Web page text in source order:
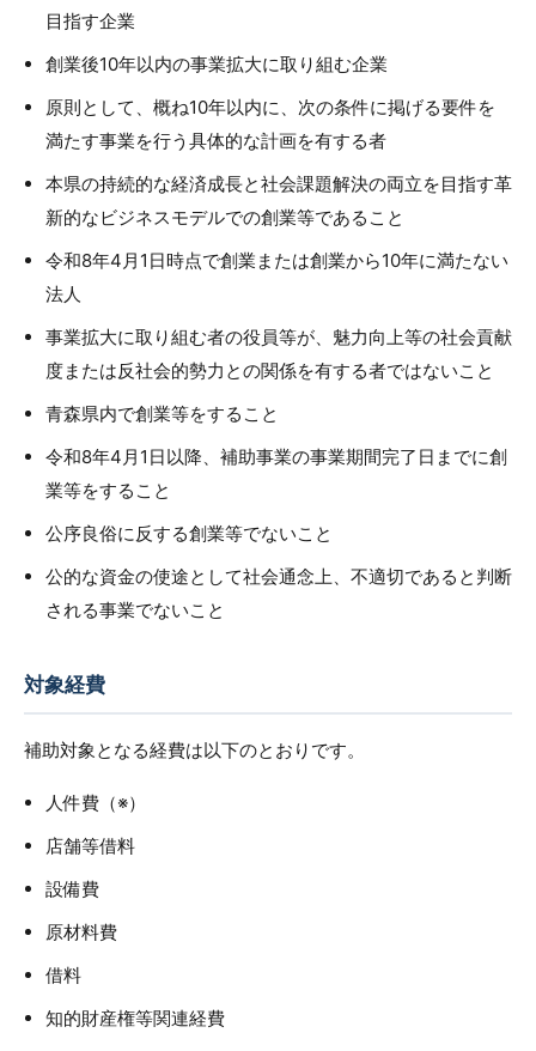
目指す企業
創業後10年以内の事業拡大に取り組む企業
原則として、概ね10年以内に、次の条件に掲げる要件を
満たす事業を行う具体的な計画を有する者
本県の持続的な経済成長と社会課題解決の両立を目指す革
新的なビジネスモデルでの創業等であること
令和8年4月1日時点で創業または創業から10年に満たない
法人
事業拡大に取り組む者の役員等が、魅力向上等の社会貢献
度または反社会的勢力との関係を有する者ではないこと
青森県内で創業等をすること
令和8年4月1日以降、補助事業の事業期間完了日までに創
業等をすること
公序良俗に反する創業等でないこと
公的な資金の使途として社会通念上、不適切であると判断
される事業でないこと
対象経費
補助対象となる経費は以下のとおりです。
人件費（※）
店舗等借料
設備費
原材料費
借料
知的財産権等関連経費